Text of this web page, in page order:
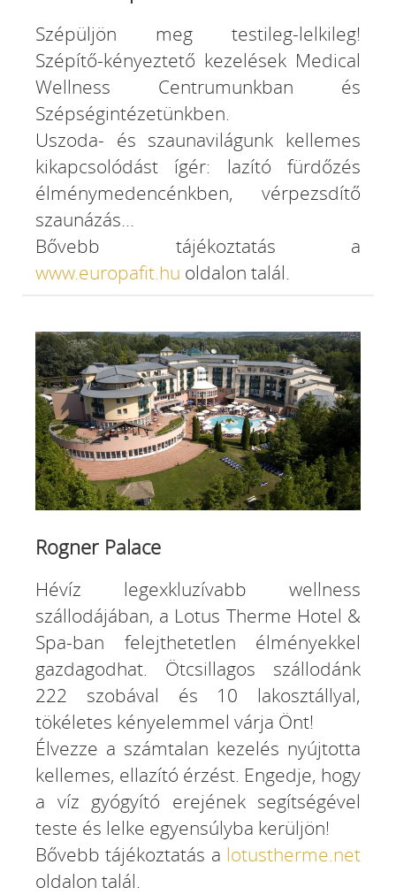
Szépüljön meg testileg-lelkileg!
Szépítő-kényeztető kezelések Medical
Wellness Centrumunkban és
Szépségintézetünkben.
Uszoda- és szaunavilágunk kellemes
kikapcsolódást ígér: lazító fürdőzés
élménymedencénkben, vérpezsdítő
szaunázás...
Bővebb tájékoztatás a
www.europafit.hu oldalon talál.
Rogner Palace
Hévíz legexkluzívabb wellness
szállodájában, a Lotus Therme Hotel &
Spa-ban felejthetetlen élményekkel
gazdagodhat. Ötcsillagos szállodánk
222 szobával és 10 lakosztállyal,
tökéletes kényelemmel várja Önt!
Élvezze a számtalan kezelés nyújtotta
kellemes, ellazító érzést. Engedje, hogy
a víz gyógyító erejének segítségével
teste és lelke egyensúlyba kerüljön!
Bővebb tájékoztatás a lotustherme.net
oldalon talál.